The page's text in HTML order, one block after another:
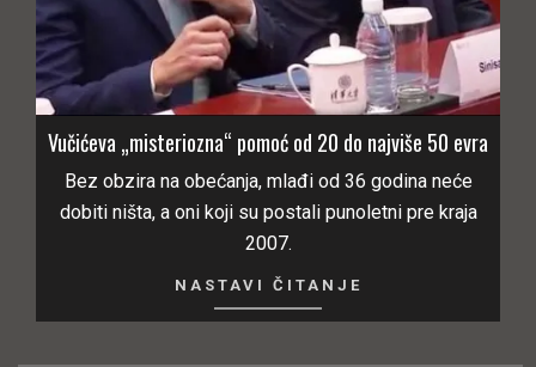
Vučićeva „misteriozna“ pomoć od 20 do najviše 50 evra
Bez obzira na obećanja, mlađi od 36 godina neće
dobiti ništa, a oni koji su postali punoletni pre kraja
2007.
NASTAVI ČITANJE